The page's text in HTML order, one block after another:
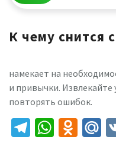
К чему снится
намекает на
и привычки.
повторять ошибок.
Telegram